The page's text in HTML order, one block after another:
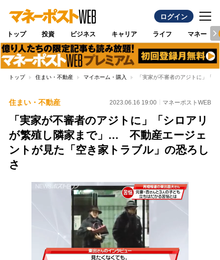
ログイン
トップ 投資 ビジネス キャリア ライフ マネー
トップ 住まい・不動産 マイホーム・購入 「実家が不審者のアジトに」「
住まい・不動産 2023.06.16 19:00 マネーポストWEB
「実家が不審者のアジトに」「シロアリ
が繁殖し隣家まで」… 不動産エージェ
ントが見た「空き家トラブル」の恐ろし
さ